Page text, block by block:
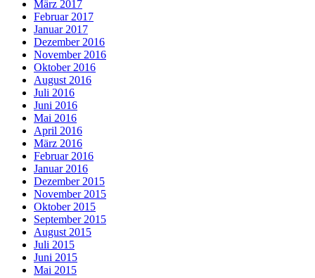
März 2017
Februar 2017
Januar 2017
Dezember 2016
November 2016
Oktober 2016
August 2016
Juli 2016
Juni 2016
Mai 2016
April 2016
März 2016
Februar 2016
Januar 2016
Dezember 2015
November 2015
Oktober 2015
September 2015
August 2015
Juli 2015
Juni 2015
Mai 2015